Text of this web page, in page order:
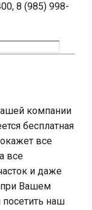
8 (985) 998-
компании
бесплатная
все
все
и даже
Вашем
посетить наш